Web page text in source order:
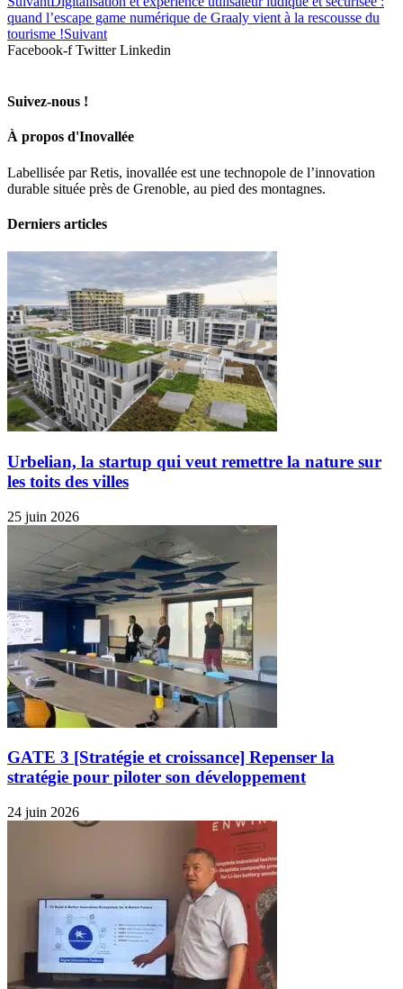
quand l’escape game numérique de Graaly vient à la rescousse du
tourisme !Suivant
Facebook-f Twitter Linkedin
Suivez-nous !
À propos d'Inovallée
Labellisée par Retis, inovallée est une technopole de l’innovation
durable située près de Grenoble, au pied des montagnes.
Derniers articles
Urbelian, la startup qui veut remettre la nature sur
les toits des villes
25 juin 2026
GATE 3 [Stratégie et croissance] Repenser la
stratégie pour piloter son développement
24 juin 2026